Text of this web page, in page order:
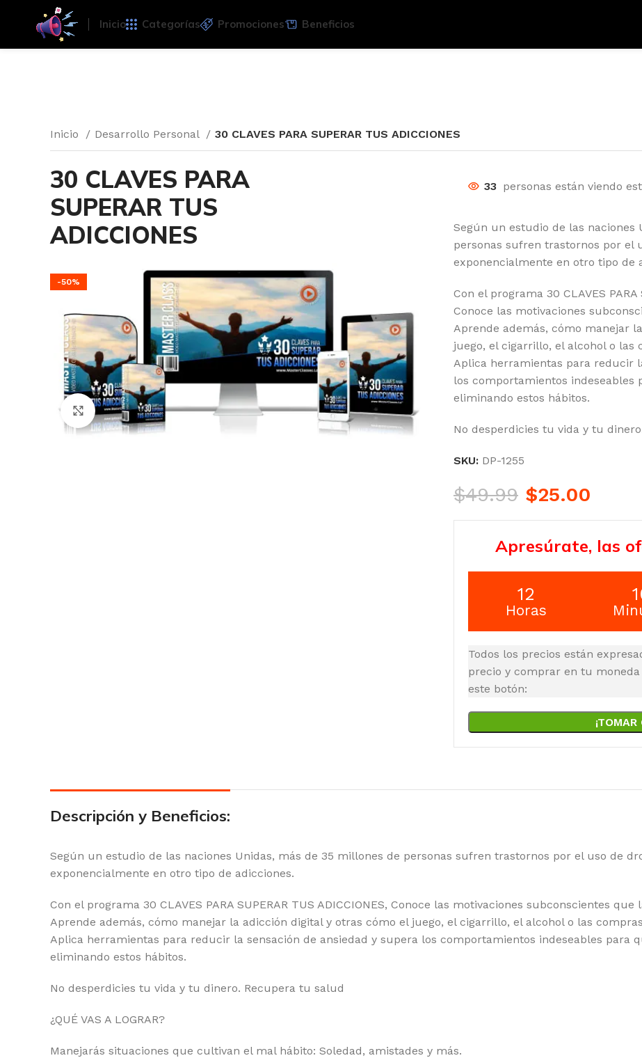
Inicio Categorías Promociones Beneficios
Inicio Desarrollo Personal 30 CLAVES PARA SUPERAR TUS ADICCIONES
30 CLAVES PARA
SUPERAR TUS
ADICCIONES
-50%
Click to enlarge
33 personas están viendo
Según un estudio de las naciones
personas sufren trastornos por el
exponencialmente en otro tipo de
Con el programa 30 CLAVES PARA
Conoce las motivaciones
Aprende además, cómo manejar
juego, el cigarrillo, el alcohol o las
Aplica herramientas para reducir
los comportamientos indeseables
eliminando estos hábitos.
No desperdicies tu vida y tu
SKU: DP-1255
$49.99 $25.00
Apresúrate, las
12
Horas
Todos los precios están
precio y comprar en tu
este botón:
Descripción y Beneficios:
Según un estudio de las naciones Unidas, más de 35 millones de personas sufren trastornos por el uso de
exponencialmente en otro tipo de adicciones.
Con el programa 30 CLAVES PARA SUPERAR TUS ADICCIONES, Conoce las motivaciones subconscientes que
Aprende además, cómo manejar la adicción digital y otras cómo el juego, el cigarrillo, el alcohol o las
Aplica herramientas para reducir la sensación de ansiedad y supera los comportamientos indeseables para
eliminando estos hábitos.
No desperdicies tu vida y tu dinero. Recupera tu salud
¿QUÉ VAS A LOGRAR?
Manejarás situaciones que cultivan el mal hábito: Soledad, amistades y más.